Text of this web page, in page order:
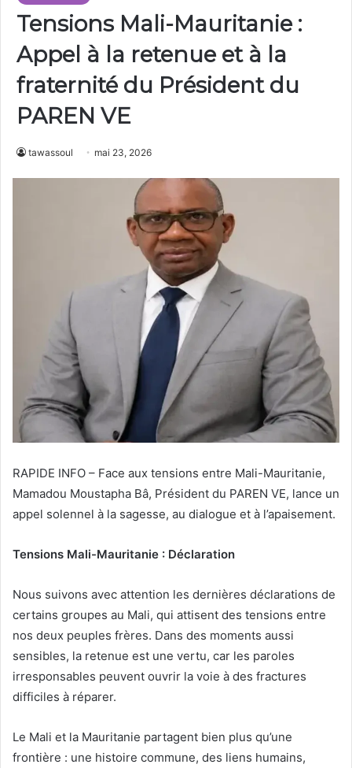
Tensions Mali-Mauritanie :
Appel à la retenue et à la
fraternité du Président du
PAREN VE
tawassoul mai 23, 2026
RAPIDE INFO – Face aux tensions entre Mali-Mauritanie,
Mamadou Moustapha Bâ, Président du PAREN VE, lance un
appel solennel à la sagesse, au dialogue et à l’apaisement.
Tensions Mali-Mauritanie : Déclaration
Nous suivons avec attention les dernières déclarations de
certains groupes au Mali, qui attisent des tensions entre
nos deux peuples frères. Dans des moments aussi
sensibles, la retenue est une vertu, car les paroles
irresponsables peuvent ouvrir la voie à des fractures
difficiles à réparer.
Le Mali et la Mauritanie partagent bien plus qu’une
frontière : une histoire commune, des liens humains,